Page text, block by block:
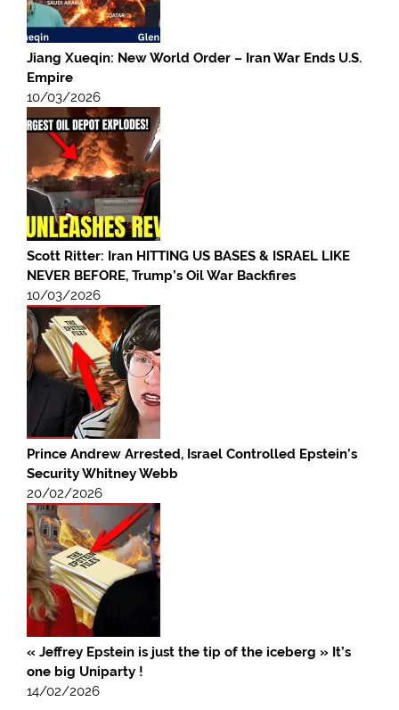
Jiang Xueqin: New World Order – Iran War Ends U.S.
Empire
10/03/2026
Scott Ritter: Iran HITTING US BASES & ISRAEL LIKE
NEVER BEFORE, Trump’s Oil War Backfires
10/03/2026
Prince Andrew Arrested, Israel Controlled Epstein’s
Security Whitney Webb
20/02/2026
« Jeffrey Epstein is just the tip of the iceberg » It’s
one big Uniparty !
14/02/2026